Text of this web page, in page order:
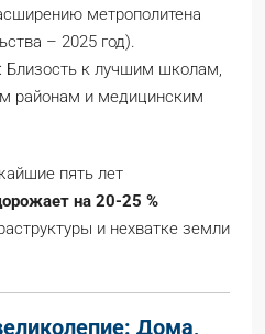
метрополитена
– 2025 год).
: Близость к лучшим школам,
районам и медицинским
пять лет
на 20-25 %
и нехватке земли
Дома,